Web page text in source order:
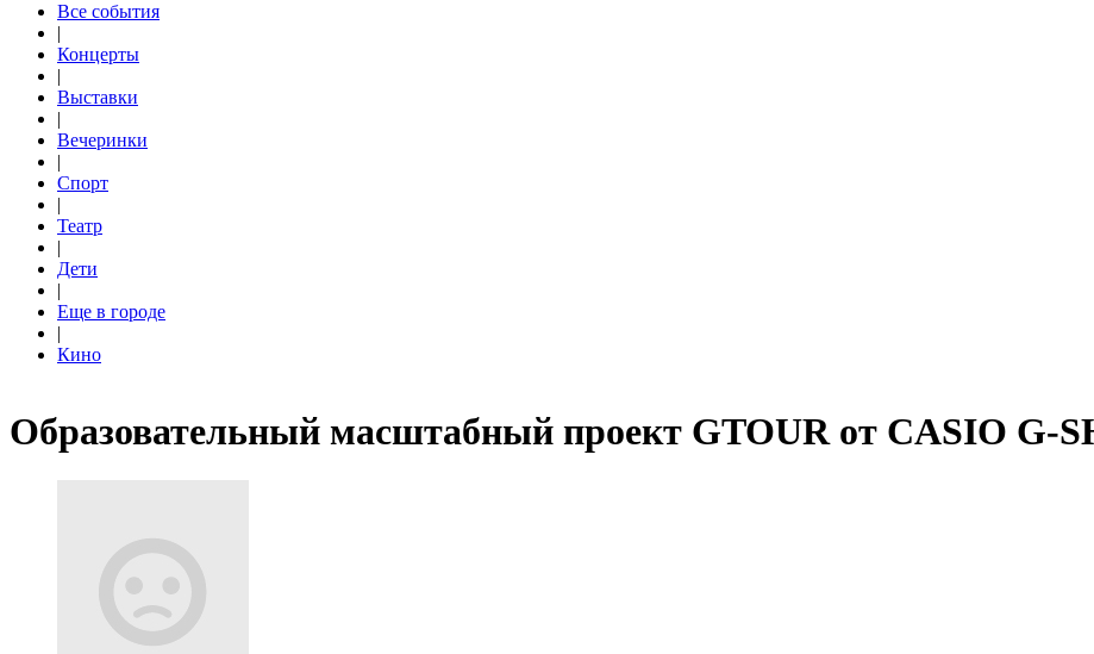
Все события
|
Концерты
|
Выставки
|
Вечеринки
|
Спорт
|
Театр
|
Дети
|
Еще в городе
|
Кино
Образовательный масштабный проект GTOUR от CASIO G-